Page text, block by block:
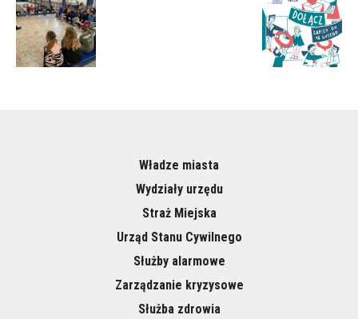
Władze miasta
Wydziały urzędu
Straż Miejska
Urząd Stanu Cywilnego
Służby alarmowe
Zarządzanie kryzysowe
Służba zdrowia